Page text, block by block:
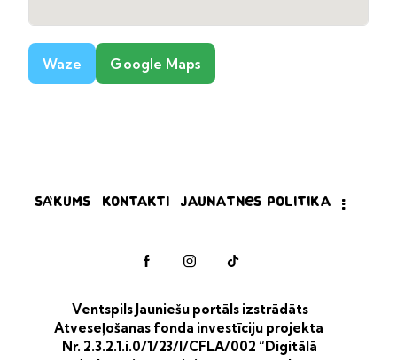
Waze Google Maps
Sākums Kontakti Jaunatnes politika
Ventspils Jauniešu portāls izstrādāts
Atveseļošanas fonda investīciju projekta
Nr. 2.3.2.1.i.0/1/23/I/CFLA/002 “Digitālā